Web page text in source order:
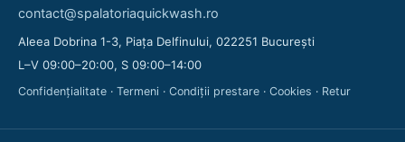
contact@spalatoriaquickwash.ro
Aleea Dobrina 1-3, Piața Delfinului, 022251 București
L–V 09:00–20:00, S 09:00–14:00
Confidențialitate · Termeni · Condiții prestare · Cookies · Retur